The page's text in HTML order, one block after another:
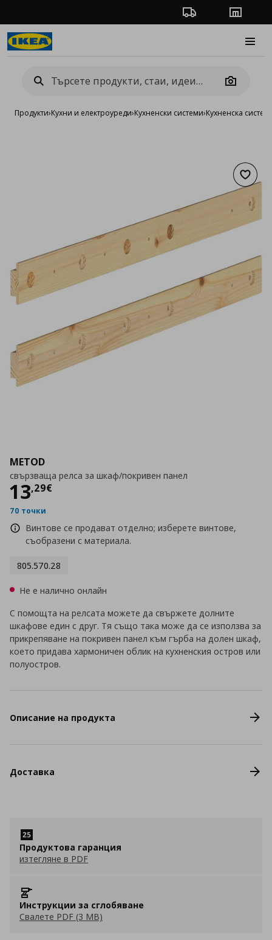
Проследяване на
Camera
Продукти›Кухни и електроуреди›Кухненски системи›Кухненска
METOD
свързваща релса за шкаф/покривен панел
13,29€
Цена
70 точки
Винтове се продават отделно; изберете винтове,
съобразени с материала.
805.570.28
Не е налично онлайн
С помощта на релсата можете да свържете долните
шкафове един с друг. Тя също така може да се използва за
прикрепяване на покривен панел към гърба на долен шкаф,
което придава хармоничен облик на кухненския остров или
полуостров.
Описание на продукта
Доставка
Продуктова гаранция
изтегляне в PDF
Инструкции за сглобяване
Свалете PDF (3 MB)